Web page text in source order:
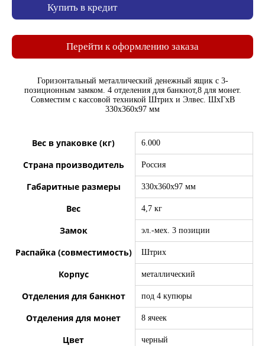
Купить в кредит
Перейти к оформлению заказа
Горизонтальный металлический денежный ящик с 3-
позиционным замком. 4 отделения для банкнот,8 для монет.
Совместим с кассовой техникой Штрих и Элвес. ШхГхВ
330х360х97 мм
Вес в упаковке (кг) 6.000
Страна производитель Россия
Габаритные размеры 330х360х97 мм
Вес 4,7 кг
Замок эл.-мех. 3 позиции
Распайка (совместимость) Штрих
Корпус металлический
Отделения для банкнот под 4 купюры
Отделения для монет 8 ячеек
Цвет черный